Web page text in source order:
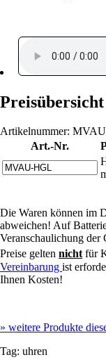
Artikelnummer:
Art.-Nr.
Die Waren können im
abweichen! Auf
Veranschaulichung der
Preise gelten nichtfür
Vereinbarung ist
Ihnen Kosten!
» weitere Produkte
Tag: uhren